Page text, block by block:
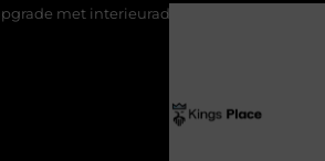
interieuradvies Zwolle